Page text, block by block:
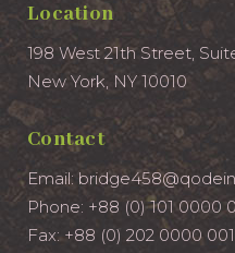
Location
198 West 21th Street,
New York, NY 10010
Contact
Email:
Phone: +88 (0) 101 0000
Fax:+88 (0) 202 0000 001